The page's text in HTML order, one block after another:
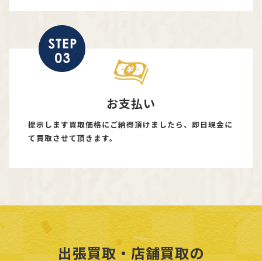
お支払い
提示します買取価格にご納得頂けましたら、即日現金に
て買取させて頂きます。
出張買取・店舗買取の